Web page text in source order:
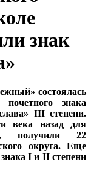
знак
состоялась
знака
III степени.
века назад для
получили 22
округа. Еще
I и II степени